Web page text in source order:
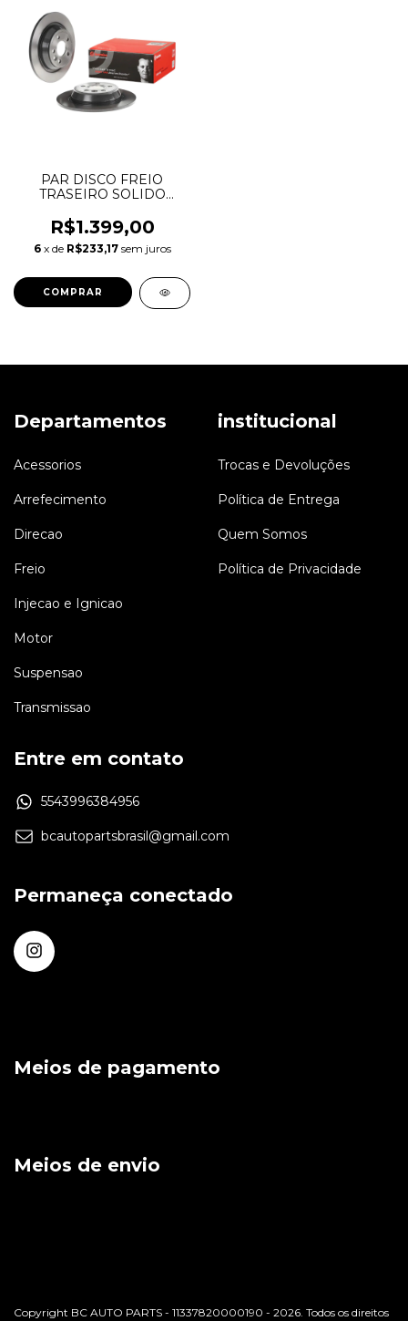
PAR DISCO FREIO
TRASEIRO SOLIDO
302MM 12/18 LR027123
KS7Z2C026B 08A54011
R$1.399,00
6 x de R$233,17 sem juros
Departamentos
Acessorios
Arrefecimento
Direcao
Freio
Injecao e Ignicao
Motor
Suspensao
Transmissao
institucional
Trocas e Devoluções
Política de Entrega
Quem Somos
Política de Privacidade
Entre em contato
5543996384956
bcautopartsbrasil@gmail.com
Permaneça conectado
Meios de pagamento
Meios de envio
Copyright BC AUTO PARTS - 11337820000190 - 2026. Todos os direitos